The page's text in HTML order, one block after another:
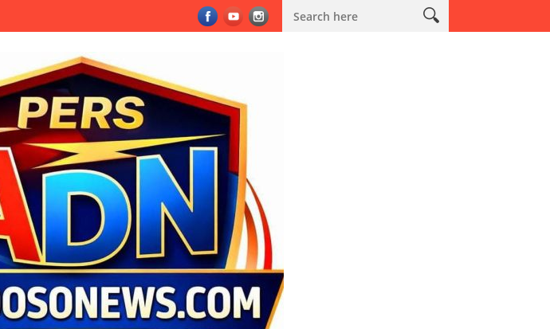
Tanamkan Filosofi Pohon kepada Personel, Tekankan Integritas, Komunikasi, dan Pelayanan